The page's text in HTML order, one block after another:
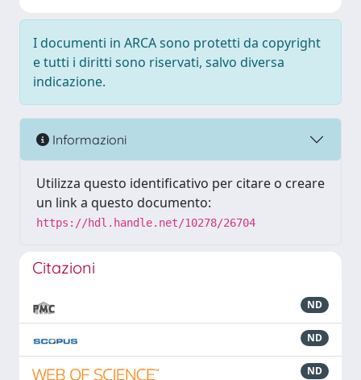
I documenti in ARCA sono protetti da copyright
e tutti i diritti sono riservati, salvo diversa
indicazione.
Informazioni
Utilizza questo identificativo per citare o creare
un link a questo documento:
https://hdl.handle.net/10278/26704
Citazioni
ND
ND
ND